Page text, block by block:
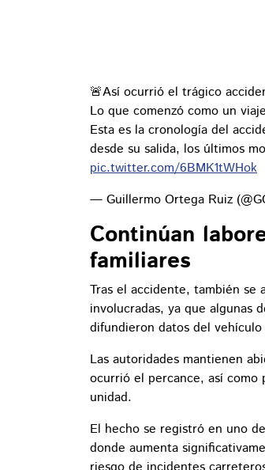
🚨Así ocurrió el trágico
Lo que comenzó como un
Esta es la cronología del
desde su salida, los últimos
pic.twitter.com/6BMK1tWHok
— Guillermo Ortega Ruiz
Continúan
familiares
Tras el accidente, también se
involucradas, ya que algunas
difundieron datos del
Las autoridades mantienen
ocurrió el percance, así como
unidad.
El hecho se registró en uno
donde aumenta